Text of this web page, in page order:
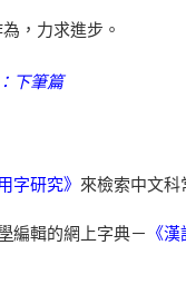
，力求進步。
下筆篇
字研究》 來檢索中文科
編輯的網上字典－ 《